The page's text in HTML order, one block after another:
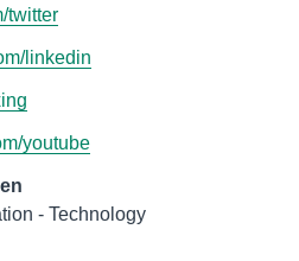
twitter
linkedin
youtube
- Technology